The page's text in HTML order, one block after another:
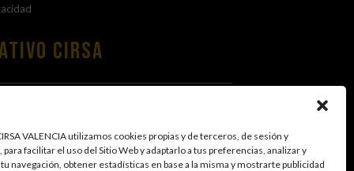
VALENCIA utilizamos cookies propias y de terceros, de sesión y
facilitar el uso del Sitio Web y adaptarlo a tus preferencias, analizar y
navegación, obtener estadísticas en base a la misma y mostrarte publicidad
Cirsa
PROTECCIÓN DE DATOS